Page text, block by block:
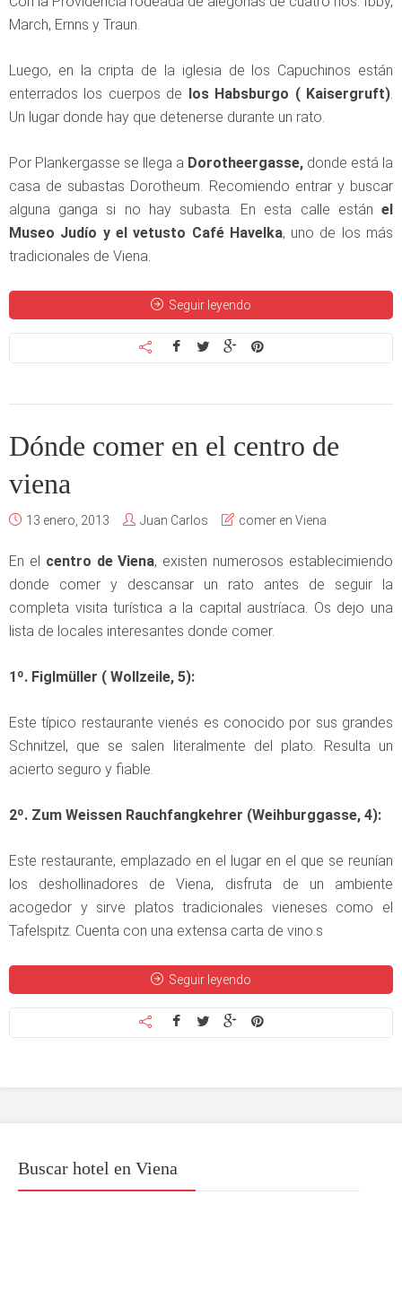
March, Ernns y Traun.
Luego, en la cripta de la iglesia de los Capuchinos están
enterrados los cuerpos de los Habsburgo ( Kaisergruft).
Un lugar donde hay que detenerse durante un rato.
Por Plankergasse se llega a Dorotheergasse, donde está la
casa de subastas Dorotheum. Recomiendo entrar y buscar
alguna ganga si no hay subasta. En esta calle están el
Museo Judío y el vetusto Café Havelka, uno de los más
tradicionales de Viena.
Seguir leyendo
Dónde comer en el centro de
viena
13 enero, 2013 Juan Carlos comer en Viena
En el centro de Viena, existen numerosos establecimiendo
donde comer y descansar un rato antes de seguir la
completa visita turística a la capital austríaca. Os dejo una
lista de locales interesantes donde comer.
1º. Figlmüller ( Wollzeile, 5):
Este típico restaurante vienés es conocido por sus grandes
Schnitzel, que se salen literalmente del plato. Resulta un
acierto seguro y fiable.
2º. Zum Weissen Rauchfangkehrer (Weihburggasse, 4):
Este restaurante, emplazado en el lugar en el que se reunían
los deshollinadores de Viena, disfruta de un ambiente
acogedor y sirve platos tradicionales vieneses como el
Tafelspitz. Cuenta con una extensa carta de vino.s
Seguir leyendo
Buscar hotel en Viena